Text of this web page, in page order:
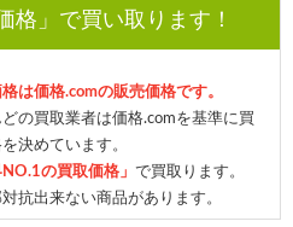
格」で買い取ります！
は価格.comの販売価格です。
の買取業者は価格.comを基準に買
決めています。
NO.1の買取価格」 で買取ります。
抗出来ない商品があります。